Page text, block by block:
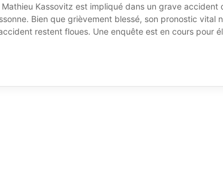
Kassovitz est impliqué dans un grave accident
Bien que grièvement blessé, son pronostic vital
restent floues. Une enquête est en cours pour